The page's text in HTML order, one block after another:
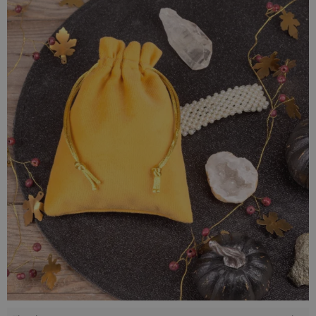
Woreczki z weluru to doskonałe rozwiązanie do
eleganckiego przechowywania biżuterii
i drobnych
akcesoriów. Większe worki mogą również stanowić
ekskluzywne opakowanie prezentów, dodając im
niepowtarzalny urok i luksusowy wygląd.
Tkanina welurowa - wytrzymałość i elegancja
Tkanina welurowa
, z której uszyliśmy prezentowane tu
opakowania, to doskonała propozycja dla osób ceniących
sobie trwałość i estetykę
. Nie tylko są bardzo przyjemne w
dotyku (bywają nazywane aksamitem, przypominają plusz),
ale także posłużą wiele lat!
Materiał, z którego powstały jest piękny (charakteryzuje się
interesującą, delikatnie prążkowaną strukturą) i wyjątkowo
trwały (został wzmocniony warstwą bawełnianej siatki).
Woreczki posiadają
mocne szwy i uszyliśmy je z wysokiej
jakości weluru, który nie mechaci się, charakteryzuje się
wysoką odpornością na ścieranie i nie blaknie pod wpływem
promieni słonecznych.